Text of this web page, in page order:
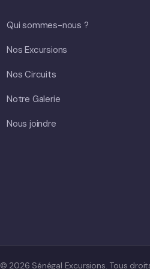
Qui sommes-nous ?
Nos Excursions
Nos Circuits
Notre Galerie
Nous joindre
© 2026 Sénégal Excursions. Tous